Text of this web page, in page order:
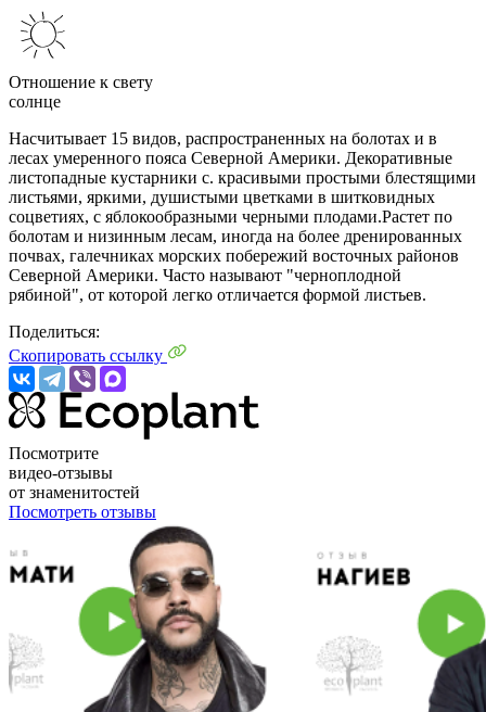
Отношение к свету
солнце
Насчитывает 15 видов, распространенных на болотах и в
лесах умеренного пояса Северной Америки. Декоративные
листопадные кустарники с. красивыми простыми блестящими
листьями, яркими, душистыми цветками в шитковидных
соцветиях, с яблокообразными черными плодами.Растет по
болотам и низинным лесам, иногда на более дренированных
почвах, галечниках морских побережий восточных районов
Северной Америки. Часто называют "черноплодной
рябиной", от которой легко отличается формой листьев.
Поделиться:
Скопировать ссылку
Посмотрите
видео-отзывы
от знаменитостей
Посмотреть отзывы